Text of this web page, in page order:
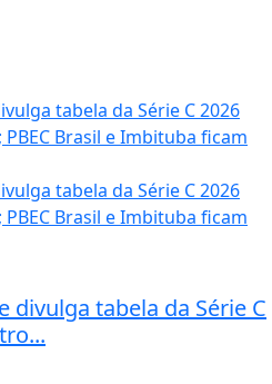
divulga tabela da Série C